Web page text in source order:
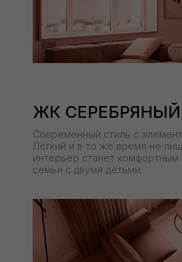
ЖК
Современный стиль с
Лёгкий и в то же время не
интерьер станет комфортным
семьи с двумя детьми.